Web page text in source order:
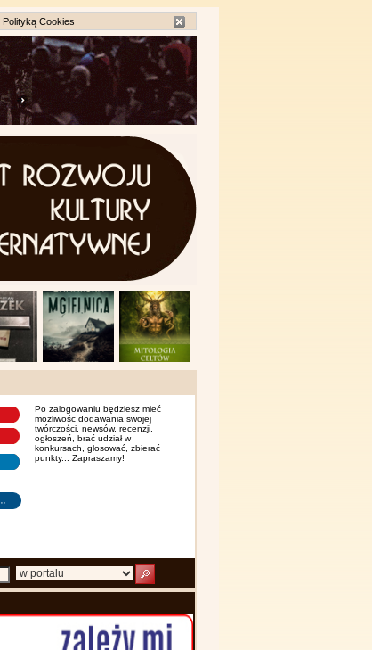
Polityką Cookies
Po zalogowaniu będziesz mieć
możliwośc dodawania swojej
twórczości, newsów, recenzji,
ogłoszeń, brać udział w
konkursach, głosować, zbierać
punkty... Zapraszamy!